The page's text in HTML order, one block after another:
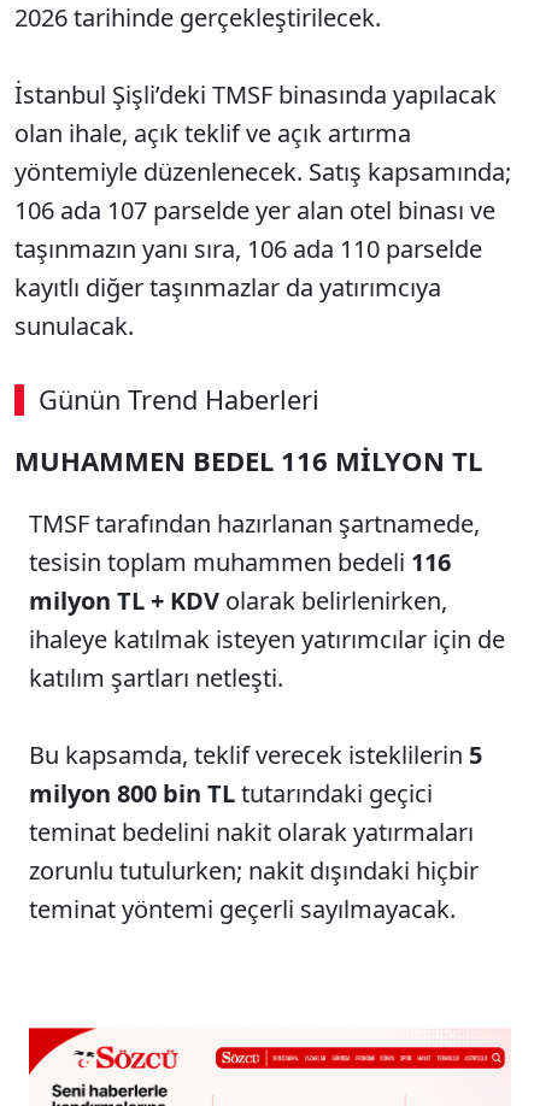
2026 tarihinde gerçekleştirilecek.
İstanbul Şişli’deki TMSF binasında yapılacak
olan ihale, açık teklif ve açık artırma
yöntemiyle düzenlenecek. Satış kapsamında;
106 ada 107 parselde yer alan otel binası ve
taşınmazın yanı sıra, 106 ada 110 parselde
kayıtlı diğer taşınmazlar da yatırımcıya
sunulacak.
Günün Trend Haberleri
MUHAMMEN BEDEL 116 MİLYON TL
TMSF tarafından hazırlanan şartnamede,
tesisin toplam muhammen bedeli 116
milyon TL + KDV olarak belirlenirken,
ihaleye katılmak isteyen yatırımcılar için de
katılım şartları netleşti.
Bu kapsamda, teklif verecek isteklilerin 5
milyon 800 bin TLtutarındaki geçici
teminat bedelini nakit olarak yatırmaları
zorunlu tutulurken; nakit dışındaki hiçbir
teminat yöntemi geçerli sayılmayacak.